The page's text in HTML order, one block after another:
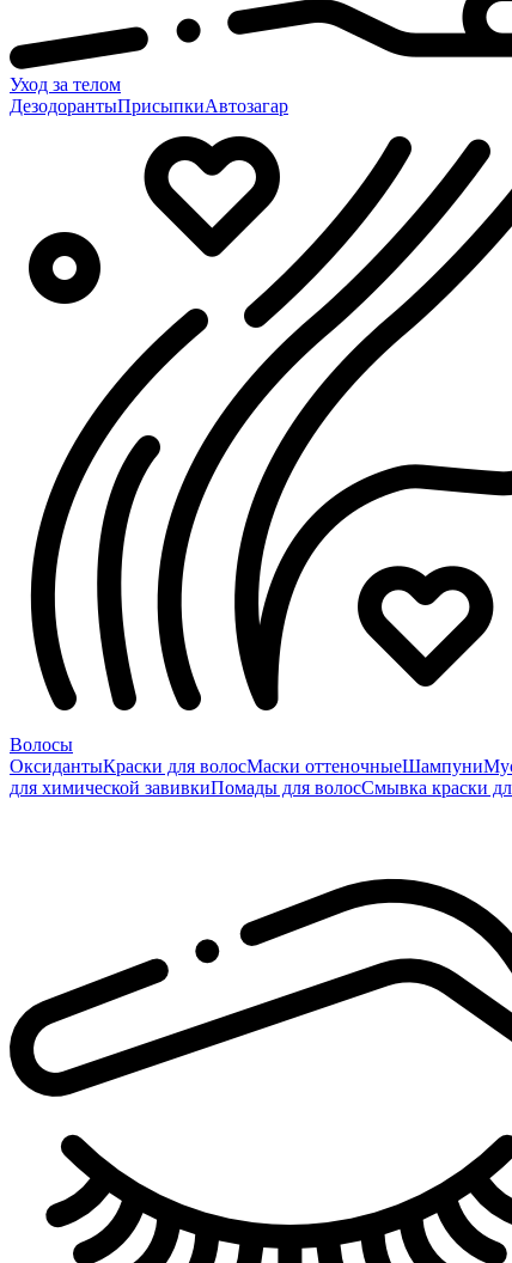
Уход за телом
ДезодорантыПрисыпкиАвтозагар
Волосы
ОксидантыКраски для волосМаски оттеночныеШампуни
для химической завивкиПомады для волосСмывка краски